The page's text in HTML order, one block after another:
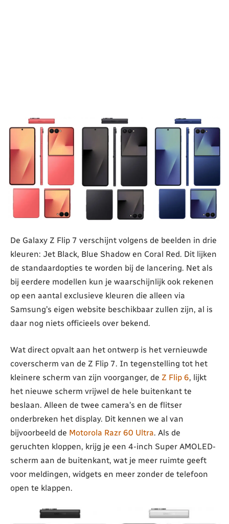
De Galaxy Z Flip 7 verschijnt volgens de beelden in drie
kleuren: Jet Black, Blue Shadow en Coral Red. Dit lijken
de standaardopties te worden bij de lancering. Net als
bij eerdere modellen kun je waarschijnlijk ook rekenen
op een aantal exclusieve kleuren die alleen via
Samsung’s eigen website beschikbaar zullen zijn, al is
daar nog niets officieels over bekend.
Wat direct opvalt aan het ontwerp is het vernieuwde
coverscherm van de Z Flip 7. In tegenstelling tot het
kleinere scherm van zijn voorganger, de Z Flip 6, lijkt
het nieuwe scherm vrijwel de hele buitenkant te
beslaan. Alleen de twee camera’s en de flitser
onderbreken het display. Dit kennen we al van
bijvoorbeeld de Motorola Razr 60 Ultra. Als de
geruchten kloppen, krijg je een 4-inch Super AMOLED-
scherm aan de buitenkant, wat je meer ruimte geeft
voor meldingen, widgets en meer zonder de telefoon
open te klappen.